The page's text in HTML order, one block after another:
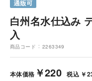
白州名水仕込み
入
商品コード 2263349
本体価格 ￥220 税込 ￥